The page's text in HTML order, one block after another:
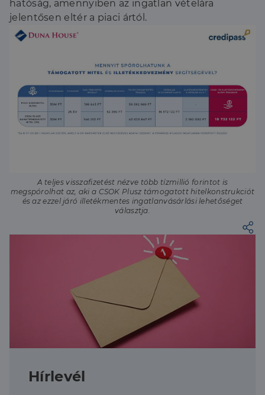
hatóság, amennyiben az ingatlan vételára
jelentősen eltér a piaci ártól.
A teljes visszafizetést nézve több tízmillió forintot is
megspórolhat az, aki a CSOK Plusz támogatott hitelkonstrukciót
és az ezzel járó illetékmentes ingatlanvásárlási lehetőséget
választja.
Hírlevél